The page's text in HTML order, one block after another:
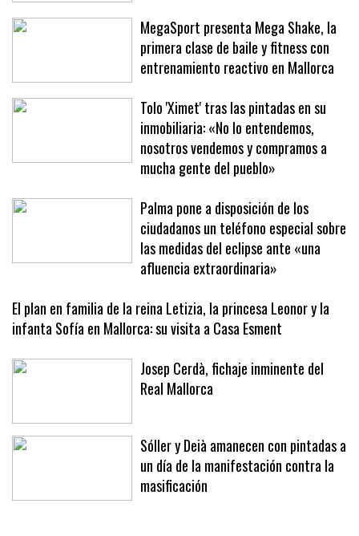
MegaSport presenta Mega Shake, la
primera clase de baile y fitness con
entrenamiento reactivo en Mallorca
Tolo 'Ximet' tras las pintadas en su
inmobiliaria: «No lo entendemos,
nosotros vendemos y compramos a
mucha gente del pueblo»
Palma pone a disposición de los
ciudadanos un teléfono especial sobre
las medidas del eclipse ante «una
afluencia extraordinaria»
El plan en familia de la reina Letizia, la princesa Leonor y la
infanta Sofía en Mallorca: su visita a Casa Esment
Josep Cerdà, fichaje inminente del
Real Mallorca
Sóller y Deià amanecen con pintadas a
un día de la manifestación contra la
masificación